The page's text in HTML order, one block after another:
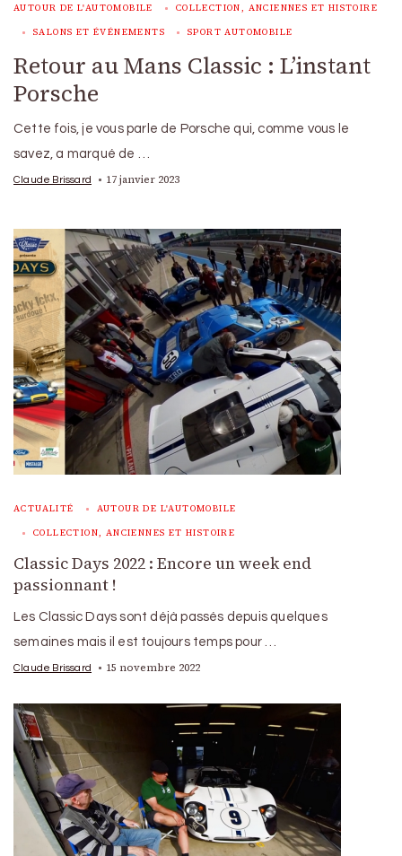
AUTOUR DE L'AUTOMOBILE COLLECTION, ANCIENNES ET HISTOIRE
SALONS ET ÉVÉNEMENTS SPORT AUTOMOBILE
Retour au Mans Classic : L’instant
Porsche
Cette fois, je vous parle de Porsche qui, comme vous le
savez, a marqué de …
Claude Brissard 17 janvier 2023
ACTUALITÉ AUTOUR DE L'AUTOMOBILE
COLLECTION, ANCIENNES ET HISTOIRE
Classic Days 2022 : Encore un week end
passionnant !
Les Classic Days sont déjà passés depuis quelques
semaines mais il est toujours temps pour …
Claude Brissard 15 novembre 2022